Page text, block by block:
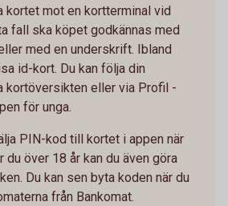
kortet mot en kortterminal vid
fall ska köpet godkännas med
med en underskrift. Ibland
id-kort. Du kan följa din
kortöversikten eller via Profil -
för unga.
PIN-kod till kortet i appen när
över 18 år kan du även göra
Du kan sen byta koden när du
från Bankomat.